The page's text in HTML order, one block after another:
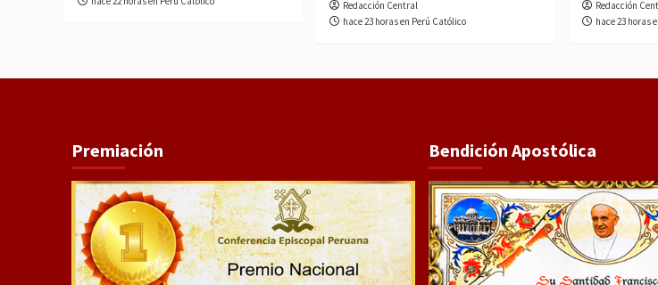
Redacción Central
hace 23 horas en Perú Católico
Redacción
hace 23 horas
Premiación Bendición Apostólica